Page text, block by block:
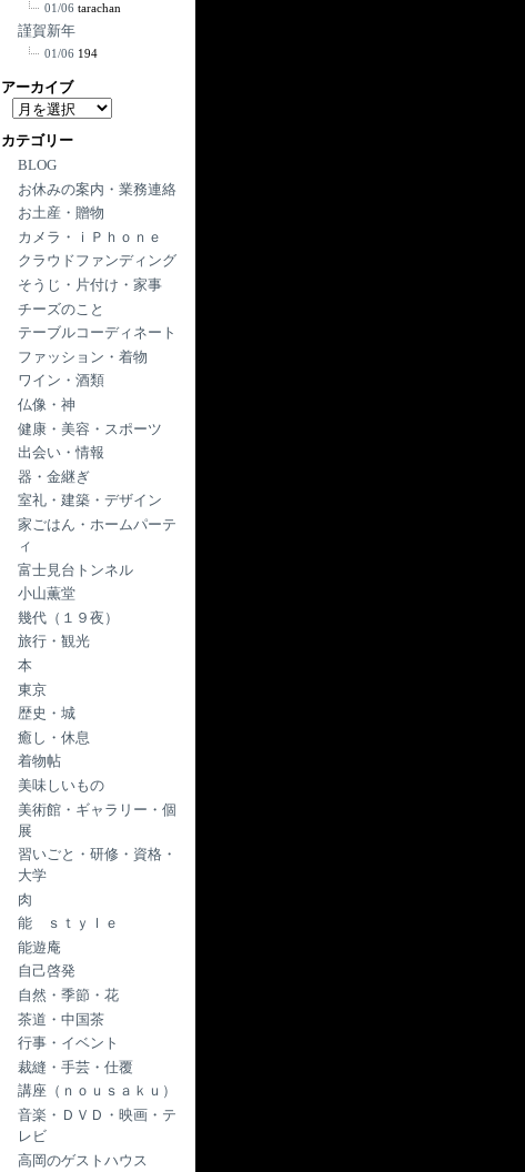
01/06 tarachan
謹賀新年
01/06 194
アーカイブ
ア
カ
イ
ブ
カテゴリー
BLOG
お休みの案内・業務連絡
お土産・贈物
カメラ・ｉＰｈｏｎｅ
クラウドファンディング
そうじ・片付け・家事
チーズのこと
テーブルコーディネート
ファッション・着物
ワイン・酒類
仏像・神
健康・美容・スポーツ
出会い・情報
器・金継ぎ
室礼・建築・デザイン
家ごはん・ホームパーテ
ィ
富士見台トンネル
小山薫堂
幾代（１９夜）
旅行・観光
本
東京
歴史・城
癒し・休息
着物帖
美味しいもの
美術館・ギャラリー・個
展
習いごと・研修・資格・
大学
肉
能 ｓｔｙｌｅ
能遊庵
自己啓発
自然・季節・花
茶道・中国茶
行事・イベント
裁縫・手芸・仕覆
講座（ｎｏｕｓａｋｕ）
音楽・ＤＶＤ・映画・テ
レビ
高岡のゲストハウス